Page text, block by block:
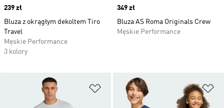
Price
239 zł
Bluza z okrągłym dekoltem Tiro
Travel
Męskie Performance
3 kolory
Price
349 zł
Bluza AS Roma Originals Crew
Męskie Performance
Dodaj do listy życzeń